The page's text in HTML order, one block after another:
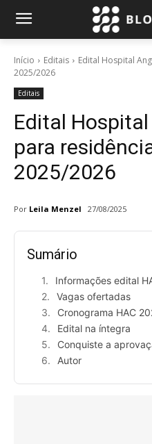
Início Editais
Edital Hospital
2025/2026
Editais
Edital
para
2025/2026
Por Leila Menzel 27/08/2025
Sumário
Informações edital
Vagas ofertadas
Cronograma HAC
Edital na íntegra
Conquiste a
Autor